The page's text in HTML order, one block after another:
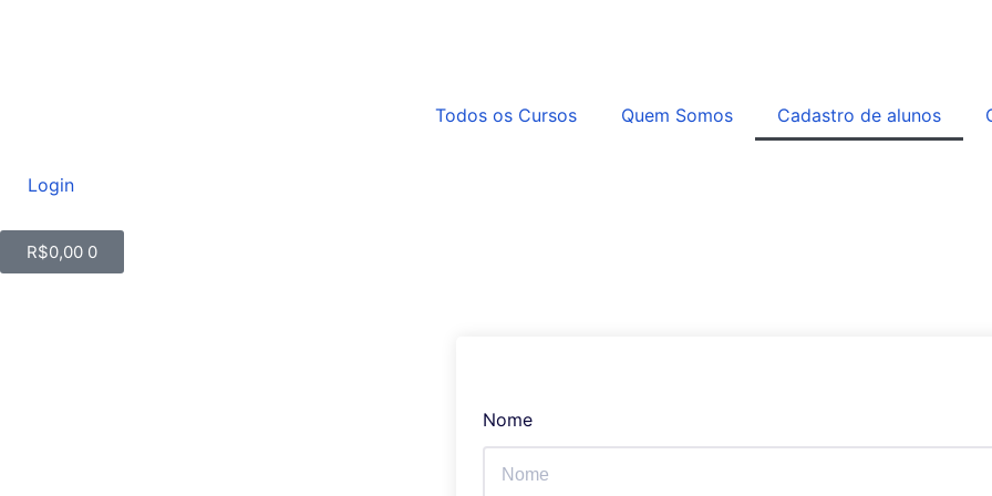
Todos os Cursos Quem Somos Cadastro de alunos
Login
R$0,00 0
Nome